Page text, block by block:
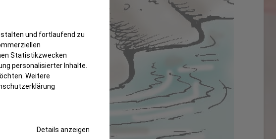
und fortlaufend zu
Statistikzwecken
personalisierter Inhalte.
Weitere
Details anzeigen